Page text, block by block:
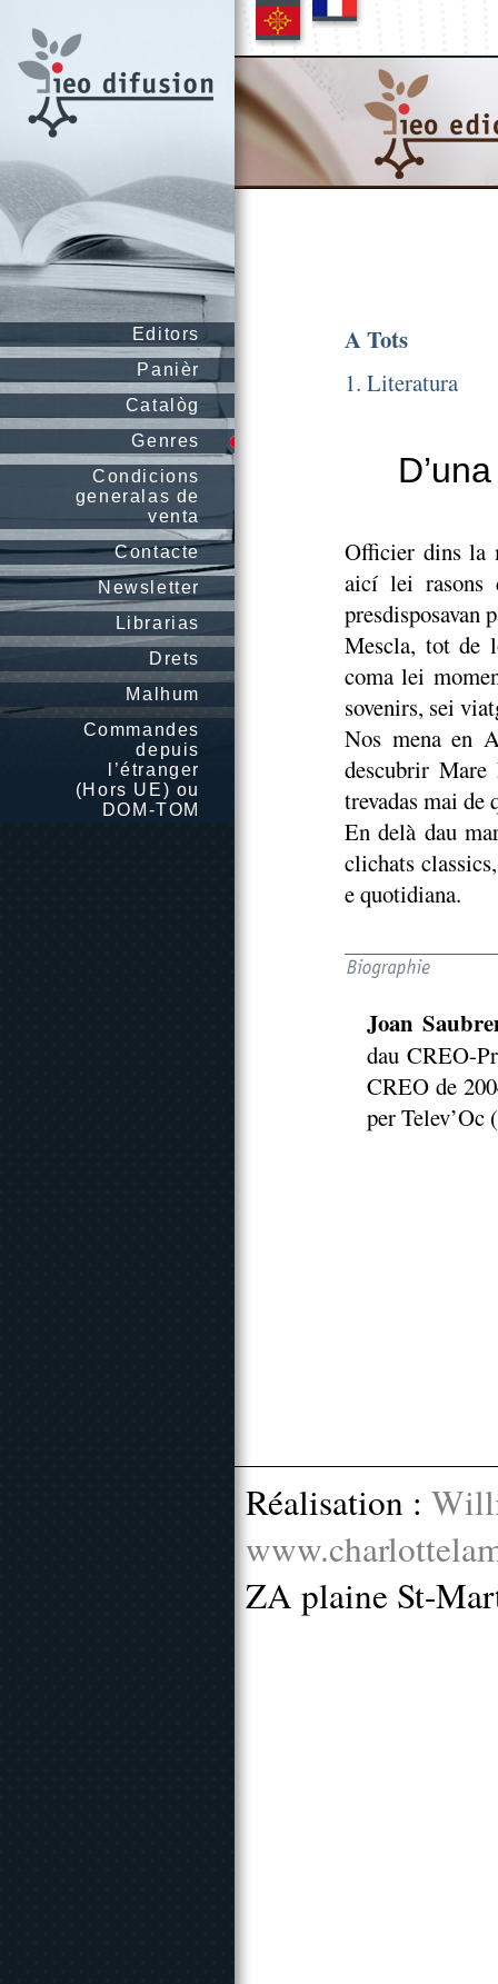
Editors
Panièr
Catalòg
Genres
Condicions
generalas de
venta
Contacte
Newsletter
Librarias
Drets
Malhum
Commandes
depuis
l’étranger
(Hors UE) ou
DOM-TOM
A Tots
1. Literatura
Officier dins la
aicí lei rasons
presdisposavan
Mescla, tot de
coma lei
sovenirs, sei
Nos mena en
descubrir
trevadas mai de
En delà dau
clichats
e quotidiana.
Joan
dau CREO-
CREO de
per Telev’Oc
Réalisation :
ZA plaine St-